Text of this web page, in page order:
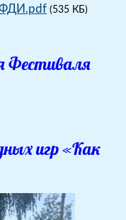
(535 КБ)
Фестиваля
игр «Как